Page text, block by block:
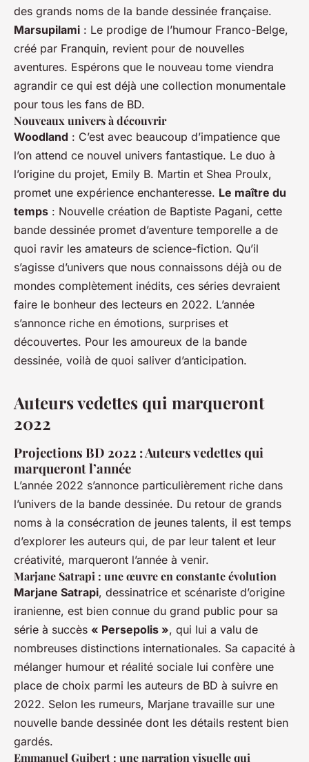
des grands noms de la bande dessinée française.
Marsupilami : Le prodige de l’humour Franco-Belge,
créé par Franquin, revient pour de nouvelles
aventures. Espérons que le nouveau tome viendra
agrandir ce qui est déjà une collection monumentale
pour tous les fans de BD.
Nouveaux univers à découvrir
Woodland : C’est avec beaucoup d’impatience que
l’on attend ce nouvel univers fantastique. Le duo à
l’origine du projet, Emily B. Martin et Shea Proulx,
promet une expérience enchanteresse. Le maître du
temps : Nouvelle création de Baptiste Pagani, cette
bande dessinée promet d’aventure temporelle a de
quoi ravir les amateurs de science-fiction. Qu’il
s’agisse d’univers que nous connaissons déjà ou de
mondes complètement inédits, ces séries devraient
faire le bonheur des lecteurs en 2022. L’année
s’annonce riche en émotions, surprises et
découvertes. Pour les amoureux de la bande
dessinée, voilà de quoi saliver d’anticipation.
Auteurs vedettes qui marqueront
2022
Projections BD 2022 : Auteurs vedettes qui
marqueront l’année
L’année 2022 s’annonce particulièrement riche dans
l’univers de la bande dessinée. Du retour de grands
noms à la consécration de jeunes talents, il est temps
d’explorer les auteurs qui, de par leur talent et leur
créativité, marqueront l’année à venir.
Marjane Satrapi : une œuvre en constante évolution
Marjane Satrapi, dessinatrice et scénariste d’origine
iranienne, est bien connue du grand public pour sa
série à succès « Persepolis », qui lui a valu de
nombreuses distinctions internationales. Sa capacité à
mélanger humour et réalité sociale lui confère une
place de choix parmi les auteurs de BD à suivre en
2022. Selon les rumeurs, Marjane travaille sur une
nouvelle bande dessinée dont les détails restent bien
gardés.
Emmanuel Guibert : une narration visuelle qui